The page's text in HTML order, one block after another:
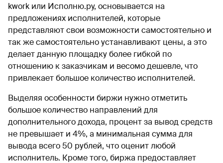
kwork или Исполню.ру, основывается на
предложениях исполнителей, которые
представляют свои возможности самостоятельно и
так же самостоятельно устанавливают цены, а это
делает данную площадку более гибкой по
отношению к заказчикам и весомо дешевле, что
привлекает большое количество исполнителей.
Выделяя особенности биржи нужно отметить
большое количество направлений для
дополнительного дохода, процент за вывод средств
не превышает и 4%, а минимальная сумма для
вывода всего 50 рублей, что оценит любой
исполнитель. Кроме того, биржа предоставляет